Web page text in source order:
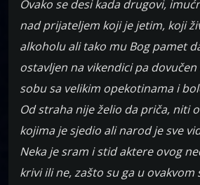
Ovako se desi kada drugovi,
nad prijateljem koji je jetim, koji
alkoholu ali tako mu Bog pamet
ostavljen na vikendici pa
sobu sa velikim opekotinama i
Od straha nije želio da priča, niti
kojima je sjedio ali narod je sve
Neka je sram i stid aktere ovog
krivi ili ne, zašto su ga u ovakvom